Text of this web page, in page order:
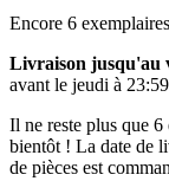
Encore 6
Livraison jusqu'au
avant le jeudi à 23:59
Il ne reste plus que
bientôt ! La date de
de pièces est